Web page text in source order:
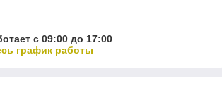
с 09:00 до 17:00
график работы